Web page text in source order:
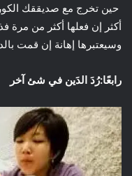
حين تخرج مع صديققك
أكثر إن فعلها أكثر من
وسيعتبرها إهانة إن قمت
رابعًا:رُدَ الدَين في شئ آخر